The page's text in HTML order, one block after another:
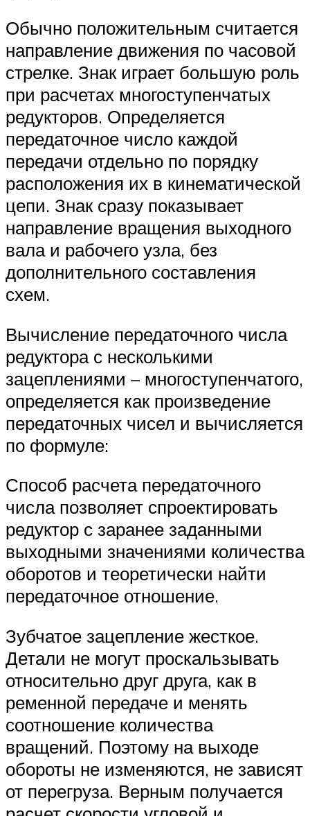
Обычно положительным считается
направление движения по часовой
стрелке. Знак играет большую роль
при расчетах многоступенчатых
редукторов. Определяется
передаточное число каждой
передачи отдельно по порядку
расположения их в кинематической
цепи. Знак сразу показывает
направление вращения выходного
вала и рабочего узла, без
дополнительного составления
схем.
Вычисление передаточного числа
редуктора с несколькими
зацеплениями – многоступенчатого,
определяется как произведение
передаточных чисел и вычисляется
по формуле:
Способ расчета передаточного
числа позволяет спроектировать
редуктор с заранее заданными
выходными значениями количества
оборотов и теоретически найти
передаточное отношение.
Зубчатое зацепление жесткое.
Детали не могут проскальзывать
относительно друг друга, как в
ременной передаче и менять
соотношение количества
вращений. Поэтому на выходе
обороты не изменяются, не зависят
от перегруза. Верным получается